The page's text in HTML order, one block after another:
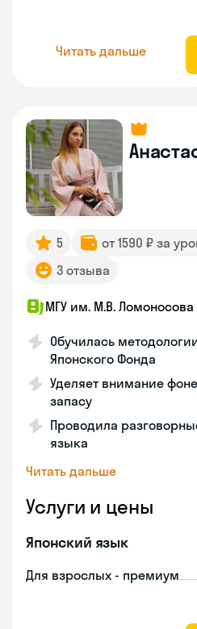
Читать дальше
5 от 1590 ₽ за
3 отзыва
МГУ им. М.В. Ломоносова
Обучилась
Японского Фонда
Уделяет внимание
запасу
Проводила
языка
Читать дальше
Услуги и цены
Японский язык
Для взрослых - премиум